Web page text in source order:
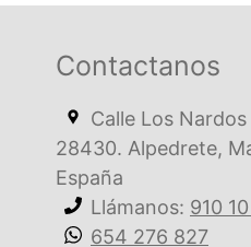
Contactanos
Calle Los Nardos
28430. Alpedrete,
España
Llámanos: 910
654 276 827